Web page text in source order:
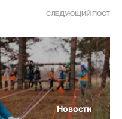
СЛЕДУЮЩИЙ ПОСТ
Новости